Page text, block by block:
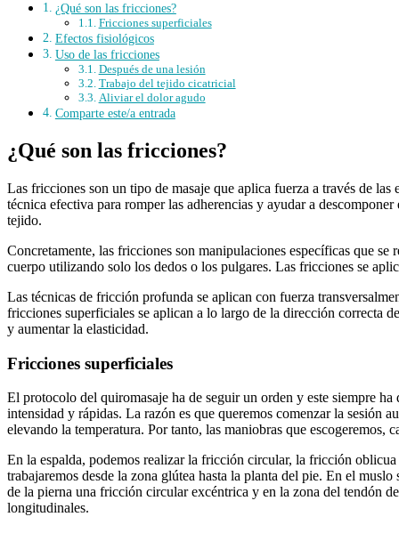
¿Qué son las fricciones?
Fricciones superficiales
Efectos fisiológicos
Uso de las fricciones
Después de una lesión
Trabajo del tejido cicatricial
Aliviar el dolor agudo
Comparte este/a entrada
¿Qué son las fricciones?
Las fricciones son un tipo de masaje que aplica fuerza a través de
técnica efectiva para romper las adherencias y ayudar a
tejido.
Concretamente, las fricciones son manipulaciones específicas que se
cuerpo utilizando solo los dedos o los pulgares. Las fricciones se
Las técnicas de fricción profunda se aplican con fuerza
fricciones superficiales se aplican a lo largo de la dirección correcta
y aumentar la elasticidad.
Fricciones superficiales
El protocolo del quiromasaje ha de seguir un orden y este siempre
intensidad y rápidas. La razón es que queremos comenzar la sesión
elevando la temperatura. Por tanto, las maniobras que escogeremos,
En la espalda, podemos realizar la fricción circular, la fricción
trabajaremos desde la zona glútea hasta la planta del pie. En el
de la pierna una fricción circular excéntrica y en la zona del tendón
longitudinales.